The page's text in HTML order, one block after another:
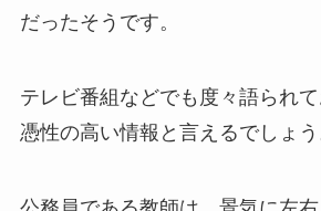
だったそうです。
テレビ番組などでも度々語られ
憑性の高い情報と言えるでしょう